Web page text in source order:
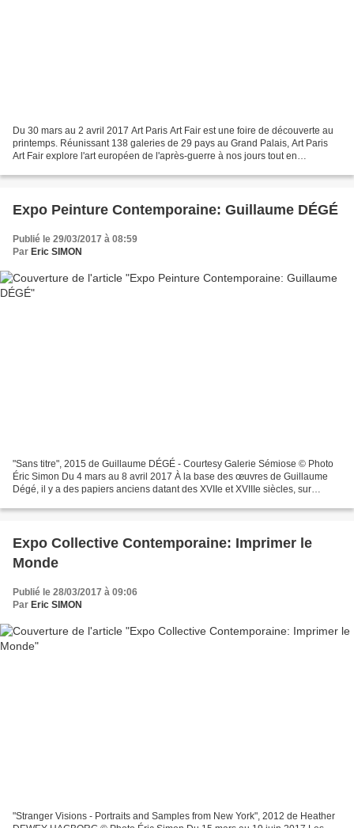
Du 30 mars au 2 avril 2017 Art Paris Art Fair est une foire de découverte au
printemps. Réunissant 138 galeries de 29 pays au Grand Palais, Art Paris
Art Fair explore l'art européen de l'après-guerre à nos jours tout en
Expo Peinture Contemporaine: Guillaume DÉGÉ
Publié le 29/03/2017 à 08:59
Par Eric SIMON
"Sans titre", 2015 de Guillaume DÉGÉ - Courtesy Galerie Sémiose © Photo
Éric Simon Du 4 mars au 8 avril 2017 À la base des œuvres de Guillaume
Dégé, il y a des papiers anciens datant des XVIIe et XVIIIe siècles, sur
Expo Collective Contemporaine: Imprimer le
Monde
Publié le 28/03/2017 à 09:06
Par Eric SIMON
"Stranger Visions - Portraits and Samples from New York", 2012 de Heather